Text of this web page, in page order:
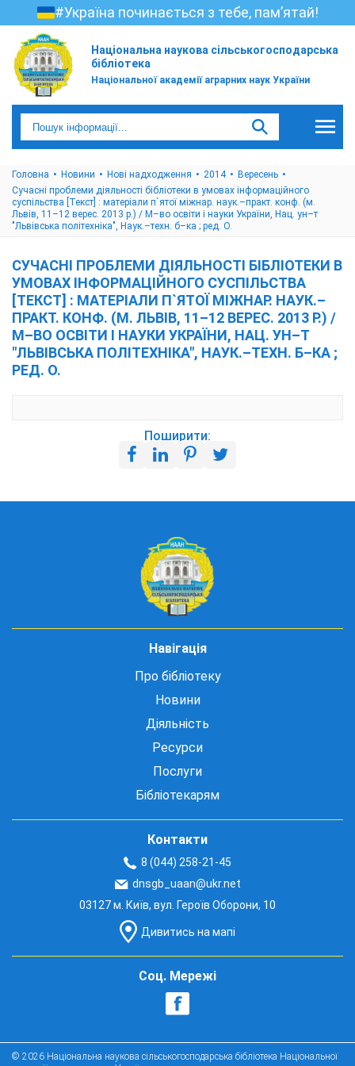
#Україна починається з тебе, пам’ятай!
Національна наукова сільськогосподарська
бібліотека
Національної академії аграрних наук України
Головна Новини Нові надходження 2014
Вересень
Сучасні проблеми діяльності бібліотеки в умовах інформаційного
суспільства [Текст] : матеріали п`ятої міжнар. наук.–практ. конф. (м.
Львів, 11–12 верес. 2013 р.) / М–во освіти і науки України, Нац. ун–т
"Львівська політехніка", Наук.–техн. б–ка ; ред. О.
СУЧАСНІ ПРОБЛЕМИ ДІЯЛЬНОСТІ БІБЛІОТЕКИ В
УМОВАХ ІНФОРМАЦІЙНОГО СУСПІЛЬСТВА
[ТЕКСТ] : МАТЕРІАЛИ П`ЯТОЇ МІЖНАР. НАУК.–
ПРАКТ. КОНФ. (М. ЛЬВІВ, 11–12 ВЕРЕС. 2013 Р.) /
М–ВО ОСВІТИ І НАУКИ УКРАЇНИ, НАЦ. УН–Т
"ЛЬВІВСЬКА ПОЛІТЕХНІКА", НАУК.–ТЕХН. Б–КА ;
РЕД. О.
Поширити:
Навігація
Про бібліотеку
Новини
Діяльність
Ресурси
Послуги
Бібліотекарям
Контакти
8 (044) 258-21-45
dnsgb_uaan@ukr.net
03127 м. Київ, вул. Героїв Оборони, 10
Дивитись на мапі
Соц. Мережі
© 2026 Національна наукова сільськогосподарська бібліотека Національної